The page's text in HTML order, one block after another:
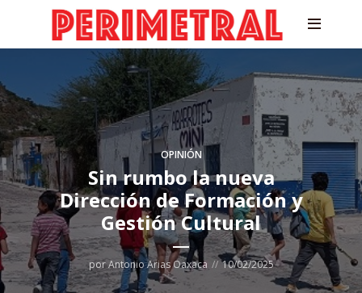
OPINIÓN
Sin rumbo la nueva
Dirección de Formación y
Gestión Cultural
porAntonio Arias Oaxaca 10/02/2025